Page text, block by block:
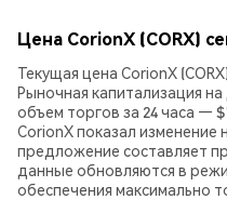
Цена CorionX (CORX)
Текущая цена CorionX
Рыночная капитализация
объем торгов за 24 часа —
CorionX показал изменение
предложение составляет
данные обновляются в
обеспечения максимально